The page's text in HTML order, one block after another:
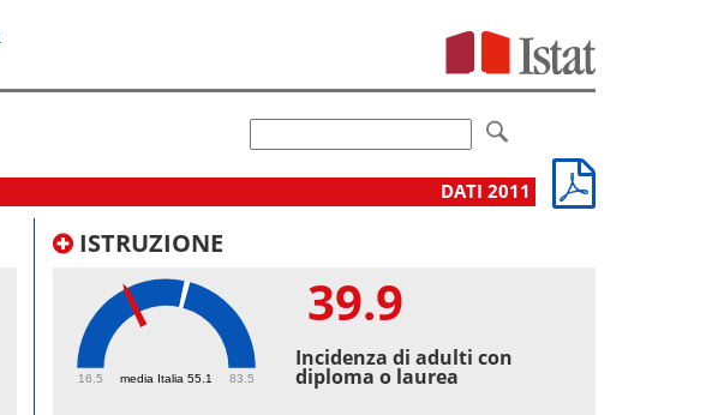
DATI 2011
ISTRUZIONE
media Italia 55.1
16.5 83.5
39.9
Incidenza di adulti con
diploma o laurea